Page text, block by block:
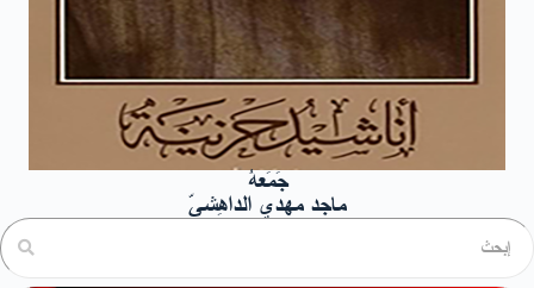
جَمَعهُ
ماجد مهدي الداهِشيّ